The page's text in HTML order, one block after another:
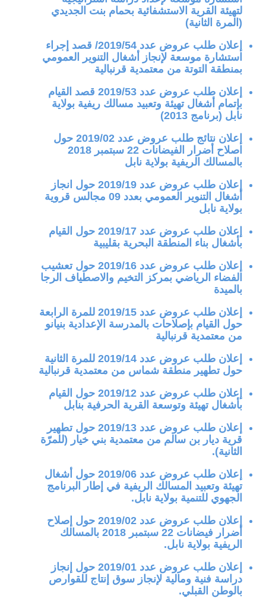
لتهيئة القرية الاستشفائية بحمام بنت الجديدي
(المرة الثانية)
إعلان طلب عروض عدد 2019/54/ قصد إجراء
استشارة موسعة لإنجاز أشغال التنوير العمومي
بمنطقة التوتة من معتمدية قرنبالية
إعلان طلب عروض عدد 2019/53 قصد القيام
بإتمام أشغال تهيئة وتعبيد مسالك ريفية بولاية
نابل (برنامج 2013)
إعلان نتائج طلب عروض عدد 2019/02 حول
اصلاح أضرار الفيضانات 22 سبتمبر 2018
بالمسالك الريفية بولاية نابل
إعلان طلب عروض عدد 2019/19 حول انجاز
أشغال التنوير العمومي بعدد 09 مجالس قروية
بولاية نابل
إعلان طلب عروض عدد 2019/17 حول القيام
بأشغال بناء المنطقة البحرية بقليبية
إعلان طلب عروض عدد 2019/16 حول تعشيب
الفضاء الرياضي بمركز التخيم والاصطياف الرجا
بالميدة
إعلان طلب عروض عدد 2019/15 للمرة الرابعة
حول القيام بإصلاحات بالمدرسة الإعدادية بنيانو
من معتمدية قرنبالية
إعلان طلب عروض عدد 2019/14 للمرة الثانية
حول تطهير منطقة شماس من معتمدية قرنبالية
إعلان طلب عروض عدد 2019/12 حول القيام
بأشغال تهيئة وتوسعة القرية الحرفية بنابل
إعلان طلب عروض عدد 2019/13 حول تطهير
قرية ديار بن سالم من معتمدية بني خيار (للمرّة
الثانية).
إعلان طلب عروض عدد 2019/06 حول أشغال
تهيئة وتعبيد المسالك الريفية في إطار البرنامج
الجهوي للتنمية بولاية نابل.
إعلان طلب عروض عدد 2019/02 حول إصلاح
أضرار فيضانات 22 سبتمبر 2018 بالمسالك
الريفية بولاية نابل.
إعلان طلب عروض عدد 2019/01 حول إنجاز
دراسة فنية ومالية لإنجاز سوق إنتاج للقوارص
بالوطن القبلي.